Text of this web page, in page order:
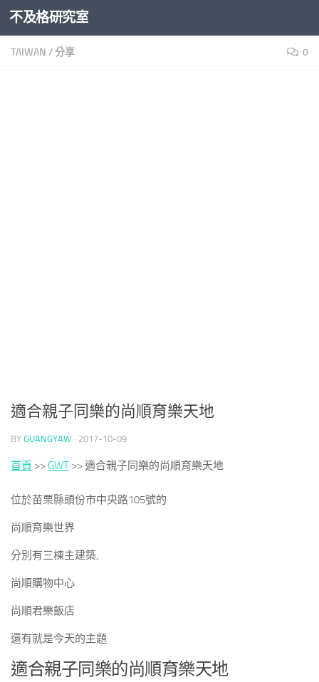
Skip to content
不及格研究室
TAIWAN /分享 0
適合親子同樂的尚順育樂天地
BY GUANGYAW · 2017-10-09
首頁 >> GWT >>適合親子同樂的尚順育樂天地
位於苗栗縣頭份市中央路105號的
尚順育樂世界
分別有三棟主建築,
尚順購物中心
尚順君樂飯店
還有就是今天的主題
適合親子同樂的尚順育樂天地